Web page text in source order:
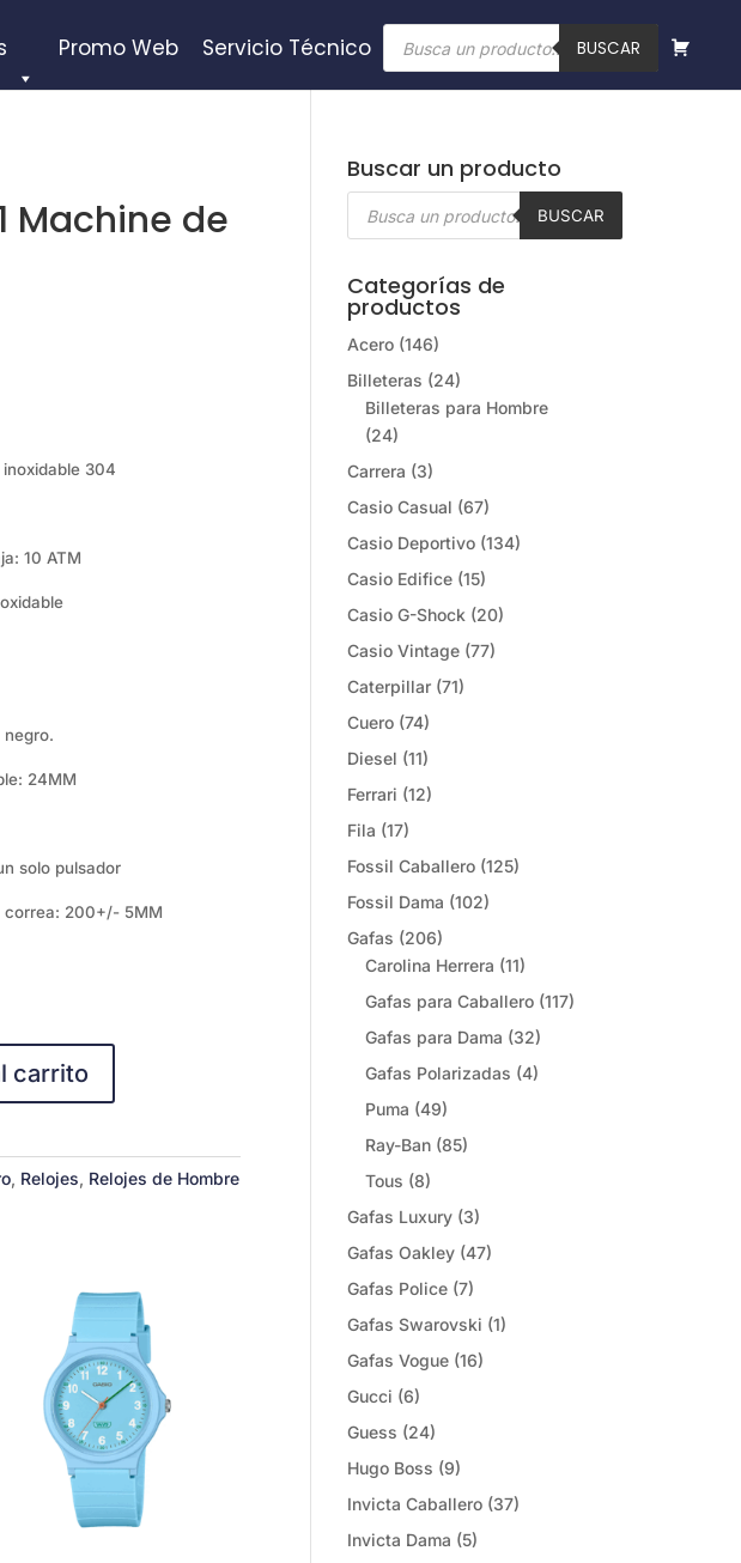
Promo Web Servicio Técnico
Búsqueda
de
productos
BUSCAR
Machine de
304
10 ATM
negro.
24MM
solo pulsador
correa: 200+/- 5MM
carrito
, Relojes, Relojes de Hombre
Buscar un producto
Búsqueda
BUSCAR
Categorías de
productos
Acero (146)
Billeteras (24)
Billeteras para Hombre
(24)
Carrera (3)
Casio Casual (67)
Casio Deportivo (134)
Casio Edifice (15)
Casio G-Shock (20)
Casio Vintage (77)
Caterpillar (71)
Cuero (74)
Diesel (11)
Ferrari (12)
Fila (17)
Fossil Caballero (125)
Fossil Dama (102)
Gafas (206)
Carolina Herrera (11)
Gafas para Caballero (117)
Gafas para Dama (32)
Gafas Polarizadas (4)
Puma (49)
Ray-Ban (85)
Tous (8)
Gafas Luxury (3)
Gafas Oakley (47)
Gafas Police (7)
Gafas Swarovski (1)
Gafas Vogue (16)
Gucci (6)
Guess (24)
Hugo Boss (9)
Invicta Caballero (37)
Invicta Dama (5)